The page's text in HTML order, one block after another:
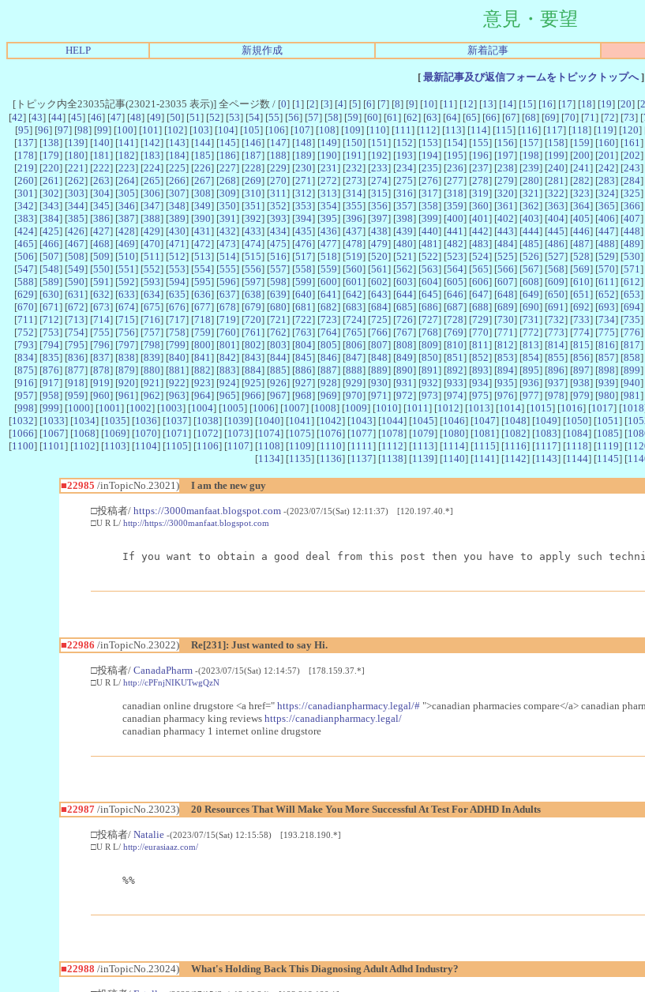
意見・要望
HELP 新規作成 新着記事
[最新記事及び返信フォームをトピックトップへ]
[トピック内全23035記事(23021-23035 表示)] 全ページ数 / [0] [1 ] [2] [3] [4] [5] [6] [7] [8] [9] [10] [11 ] [12] [13] [14] [15] [16] [17] [18] [19] [20] [
[42] [43] [44] [45] [46] [47] [48] [49] [50] [51 ] [52] [53] [54] [55] [56] [57] [58] [59] [60] [61 ] [62] [63] [64] [65] [66] [67] [68] [69] [70] [71 ] [72] [73] [
[95] [96] [97] [98] [99] [100] [101 ] [102] [103] [104] [105] [106] [107] [108] [109] [110] [111 ] [112] [113] [114] [115] [116] [117] [118] [119] [120]
[137] [138] [139] [140] [141 ] [142] [143] [144] [145] [146] [147] [148] [149] [150] [151 ] [152] [153] [154] [155] [156] [157] [158] [159] [160] [161 ]
[178] [179] [180] [181 ] [182] [183] [184] [185] [186] [187] [188] [189] [190] [191 ] [192] [193] [194] [195] [196] [197] [198] [199] [200] [201 ] [202]
[219] [220] [221 ] [222] [223] [224] [225] [226] [227] [228] [229] [230] [231 ] [232] [233] [234] [235] [236] [237] [238] [239] [240] [241 ] [242] [243]
[260] [261 ] [262] [263] [264] [265] [266] [267] [268] [269] [270] [271 ] [272] [273] [274] [275] [276] [277] [278] [279] [280] [281 ] [282] [283] [284]
[301 ] [302] [303] [304] [305] [306] [307] [308] [309] [310] [311 ] [312] [313] [314] [315] [316] [317] [318] [319] [320] [321 ] [322] [323] [324] [325]
[342] [343] [344] [345] [346] [347] [348] [349] [350] [351 ] [352] [353] [354] [355] [356] [357] [358] [359] [360] [361 ] [362] [363] [364] [365] [366]
[383] [384] [385] [386] [387] [388] [389] [390] [391 ] [392] [393] [394] [395] [396] [397] [398] [399] [400] [401 ] [402] [403] [404] [405] [406] [407]
[424] [425] [426] [427] [428] [429] [430] [431 ] [432] [433] [434] [435] [436] [437] [438] [439] [440] [441 ] [442] [443] [444] [445] [446] [447] [448]
[465] [466] [467] [468] [469] [470] [471 ] [472] [473] [474] [475] [476] [477] [478] [479] [480] [481 ] [482] [483] [484] [485] [486] [487] [488] [489]
[506] [507] [508] [509] [510] [511 ] [512] [513] [514] [515] [516] [517] [518] [519] [520] [521 ] [522] [523] [524] [525] [526] [527] [528] [529] [530]
[547] [548] [549] [550] [551 ] [552] [553] [554] [555] [556] [557] [558] [559] [560] [561 ] [562] [563] [564] [565] [566] [567] [568] [569] [570] [571 ]
[588] [589] [590] [591 ] [592] [593] [594] [595] [596] [597] [598] [599] [600] [601 ] [602] [603] [604] [605] [606] [607] [608] [609] [610] [611 ] [612]
[629] [630] [631 ] [632] [633] [634] [635] [636] [637] [638] [639] [640] [641 ] [642] [643] [644] [645] [646] [647] [648] [649] [650] [651 ] [652] [653]
[670] [671 ] [672] [673] [674] [675] [676] [677] [678] [679] [680] [681 ] [682] [683] [684] [685] [686] [687] [688] [689] [690] [691 ] [692] [693] [694]
[711 ] [712] [713] [714] [715] [716] [717] [718] [719] [720] [721 ] [722] [723] [724] [725] [726] [727] [728] [729] [730] [731 ] [732] [733] [734] [735]
[752] [753] [754] [755] [756] [757] [758] [759] [760] [761 ] [762] [763] [764] [765] [766] [767] [768] [769] [770] [771 ] [772] [773] [774] [775] [776]
[793] [794] [795] [796] [797] [798] [799] [800] [801 ] [802] [803] [804] [805] [806] [807] [808] [809] [810] [811 ] [812] [813] [814] [815] [816] [817]
[834] [835] [836] [837] [838] [839] [840] [841 ] [842] [843] [844] [845] [846] [847] [848] [849] [850] [851 ] [852] [853] [854] [855] [856] [857] [858]
[875] [876] [877] [878] [879] [880] [881 ] [882] [883] [884] [885] [886] [887] [888] [889] [890] [891 ] [892] [893] [894] [895] [896] [897] [898] [899]
[916] [917] [918] [919] [920] [921 ] [922] [923] [924] [925] [926] [927] [928] [929] [930] [931 ] [932] [933] [934] [935] [936] [937] [938] [939] [940]
[957] [958] [959] [960] [961 ] [962] [963] [964] [965] [966] [967] [968] [969] [970] [971 ] [972] [973] [974] [975] [976] [977] [978] [979] [980] [981 ]
[998] [999] [1000] [1001 ] [1002] [1003] [1004] [1005] [1006] [1007] [1008] [1009] [1010] [1011 ] [1012] [1013] [1014] [1015] [1016] [1017] [1018
[1032] [1033] [1034] [1035] [1036] [1037] [1038] [1039] [1040] [1041 ] [1042] [1043] [1044] [1045] [1046] [1047] [1048] [1049] [1050] [1051 ] [
[1066] [1067] [1068] [1069] [1070] [1071 ] [1072] [1073] [1074] [1075] [1076] [1077] [1078] [1079] [1080] [1081 ] [1082] [1083] [1084] [1085] [
[1100] [1101 ] [1102] [1103] [1104] [1105] [1106] [1107] [1108] [1109] [1110] [1111 ] [1112] [1113] [1114] [1115] [1116] [1117] [1118] [1119] [
[1134] [1135] [1136] [1137] [1138] [1139] [1140] [1141 ] [1142] [1143] [1144] [1145] [
■22985 /inTopicNo.23021) I am the new guy
□投稿者/ https://3000manfaat.blogspot.com -(2023/07/15(Sat) 12:11:37) [120.197.40.*]
□U R L/ http://https://3000manfaat.blogspot.com
If you want to obtain a good deal from this post then you have to apply such
■22986 /inTopicNo.23022) Re[231]: Just wanted to say Hi.
□投稿者/ CanadaPharm -(2023/07/15(Sat) 12:14:57) [178.159.37.*]
□U R L/ http://cPFnjNIKUTwgQzN
canadian online drugstore <a href=" https://canadianpharmacy.legal/#">canadian pharmacies compare</a> canadian
canadian pharmacy king reviews https://canadianpharmacy.legal/
canadian pharmacy 1 internet online drugstore
■22987/inTopicNo.23023) 20 Resources That Will Make You More Successful At Test For ADHD In Adults
□投稿者/ Natalie -(2023/07/15(Sat) 12:15:58) [193.218.190.*]
□U R L/ http://eurasiaaz.com/
%%
■22988 /inTopicNo.23024) What's Holding Back This Diagnosing Adult Adhd Industry?